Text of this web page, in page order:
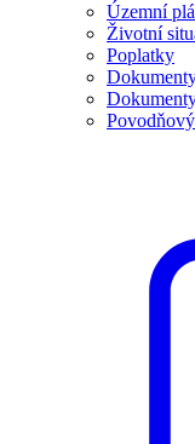
Územní
Životní
Poplatky